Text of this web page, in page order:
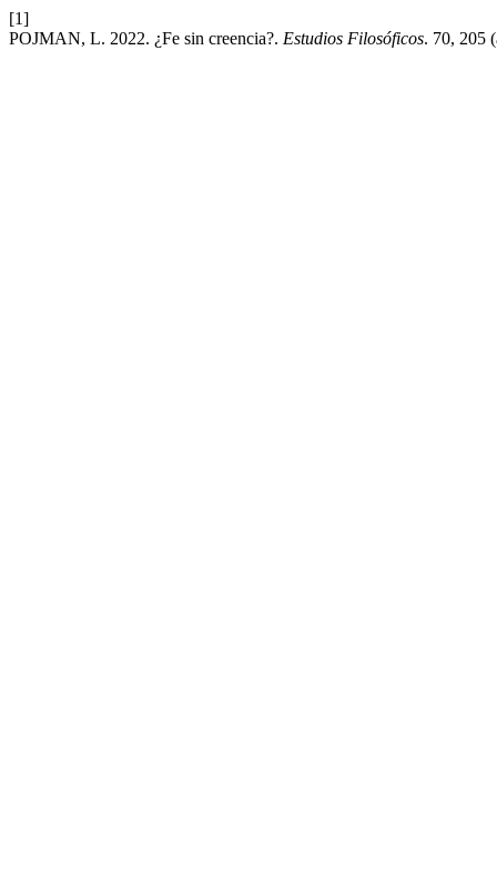
[1]
POJMAN, L. 2022. ¿Fe sin creencia?. Estudios Filosóficos. 70, 205